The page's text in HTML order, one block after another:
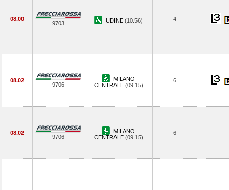
08.00
9703 UDINE (10.56) 4
08.02
9706
MILANO
CENTRALE (09.15)
6
08.02
9706
MILANO
CENTRALE (09.15)
6